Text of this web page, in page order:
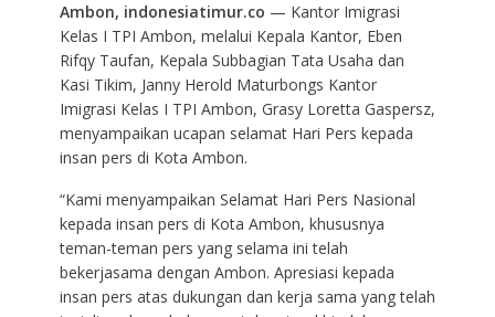
Ambon, indonesiatimur.co — Kantor Imigrasi
Kelas I TPI Ambon, melalui Kepala Kantor, Eben
Rifqy Taufan, Kepala Subbagian Tata Usaha dan
Kasi Tikim, Janny Herold Maturbongs Kantor
Imigrasi Kelas I TPI Ambon, Grasy Loretta Gaspersz,
menyampaikan ucapan selamat Hari Pers kepada
insan pers di Kota Ambon.
“Kami menyampaikan Selamat Hari Pers Nasional
kepada insan pers di Kota Ambon, khususnya
teman-teman pers yang selama ini telah
bekerjasama dengan Ambon. Apresiasi kepada
insan pers atas dukungan dan kerja sama yang telah